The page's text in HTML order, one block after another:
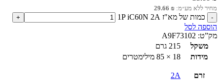
מחיר ללא מע״מ: 29.66 ₪
כמות של מא"ז 1P iC60N 2A
הוספה לסל
מק”ט: A9F73102
משקל
215 גרם
מידות
18 × 85 מילימטרים
זרם 2A